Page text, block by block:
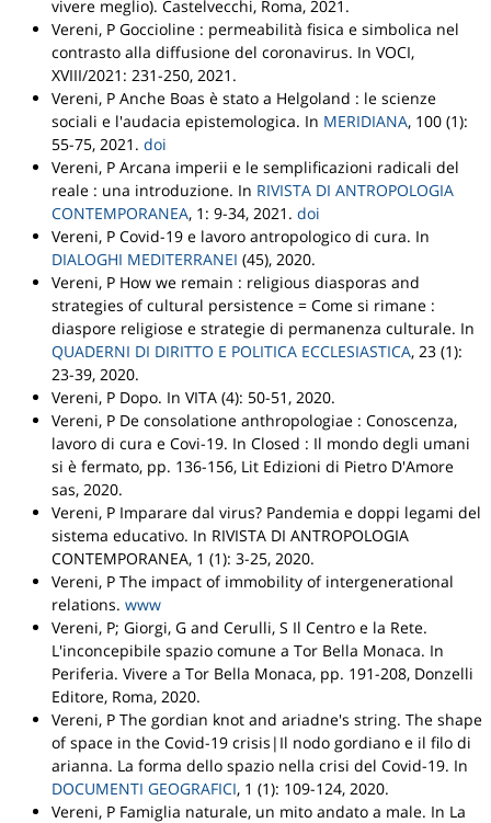
vivere meglio).Castelvecchi, Roma, 2021.
Vereni, P Goccioline : permeabilità fisica e simbolica nel
contrasto alla diffusione del coronavirus. In VOCI,
XVIII/2021: 231-250, 2021.
Vereni, P Anche Boas è stato a Helgoland : le scienze
sociali e l'audacia epistemologica. In MERIDIANA, 100 (1):
55-75, 2021. doi
Vereni, P Arcana imperii e le semplificazioni radicali del
reale : una introduzione. In RIVISTA DI ANTROPOLOGIA
CONTEMPORANEA, 1: 9-34, 2021. doi
Vereni, P Covid-19 e lavoro antropologico di cura. In
DIALOGHI MEDITERRANEI (45), 2020.
Vereni, P How we remain : religious diasporas and
strategies of cultural persistence = Come si rimane :
diaspore religiose e strategie di permanenza culturale. In
QUADERNI DI DIRITTO E POLITICA ECCLESIASTICA, 23 (1):
23-39, 2020.
Vereni, P Dopo. In VITA (4): 50-51, 2020.
Vereni, P De consolatione anthropologiae : Conoscenza,
lavoro di cura e Covi-19. In Closed : Il mondo degli umani
si è fermato, pp. 136-156, Lit Edizioni di Pietro D'Amore
sas, 2020.
Vereni, P Imparare dal virus? Pandemia e doppi legami del
sistema educativo. In RIVISTA DI ANTROPOLOGIA
CONTEMPORANEA, 1 (1): 3-25, 2020.
Vereni, P The impact of immobility of intergenerational
relations. www
Vereni, P; Giorgi, G and Cerulli, S Il Centro e la Rete.
L'inconcepibile spazio comune a Tor Bella Monaca. In
Periferia. Vivere a Tor Bella Monaca, pp. 191-208, Donzelli
Editore, Roma, 2020.
Vereni, P The gordian knot and ariadne's string. The shape
of space in the Covid-19 crisis|Il nodo gordiano e il filo di
arianna. La forma dello spazio nella crisi del Covid-19. In
DOCUMENTI GEOGRAFICI, 1 (1): 109-124, 2020.
Vereni, P Famiglia naturale, un mito andato a male. In La